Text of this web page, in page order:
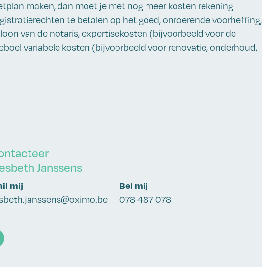
maken, dan moet je met nog meer kosten rekening
te betalen op het goed, onroerende voorheffing,
van de notaris, expertisekosten (bijvoorbeeld voor de
variabele kosten (bijvoorbeeld voor renovatie, onderhoud,
Janssens
mij Bel mij
078 487 078